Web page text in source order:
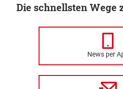
Die schnellsten Wege
News per